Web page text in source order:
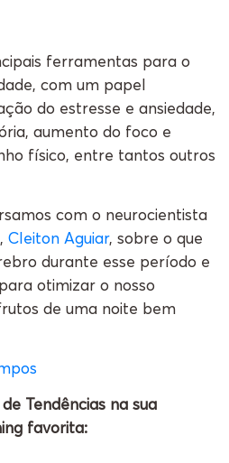
ferramentas para o
com um papel
do estresse e ansiedade,
aumento do foco e
físico, entre tantos outros
com o neurocientista
Cleiton Aguiar, sobre o que
durante esse período e
otimizar o nosso
de uma noite bem
Tendências na sua
favorita: